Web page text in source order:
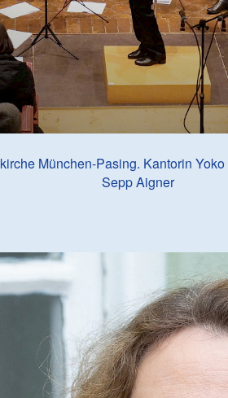
München-Pasing. Kantorin
Sepp Aigner